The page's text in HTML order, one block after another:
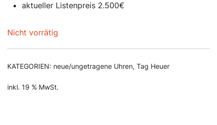
aktueller Listenpreis 2.500€
Nicht vorrätig
KATEGORIEN: neue/ungetragene Uhren, Tag Heuer
inkl. 19 % MwSt.